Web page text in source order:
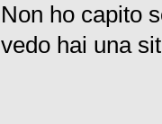
Non ho capito
vedo hai una